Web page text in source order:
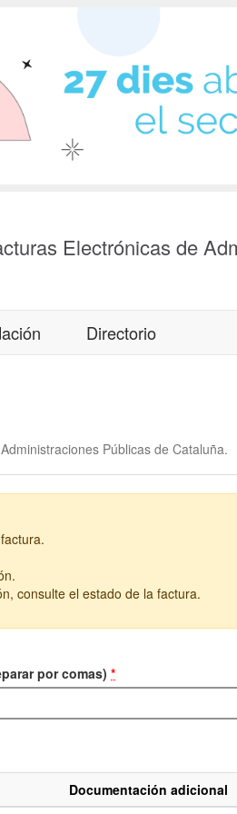
Electrónicas de
Directorio
Públicas de Cataluña.
consulte el estado de la factura.
por comas) *
Documentación adicional